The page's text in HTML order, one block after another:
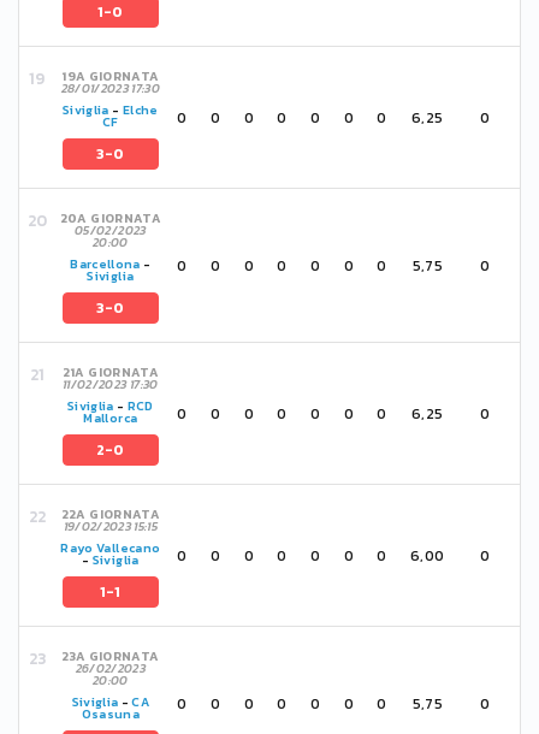
1-0
19A GIORNATA
28/01/2023 17:30
Siviglia - Elche
CF
3-0
0 0 0 0 0 0 0 6,25 0
20A GIORNATA
05/02/2023
20:00
Barcellona -
Siviglia
3-0
0 0 0 0 0 0 0 5,75 0
21A GIORNATA
11/02/2023 17:30
Siviglia - RCD
Mallorca
2-0
0 0 0 0 0 0 0 6,25 0
22A GIORNATA
19/02/2023 15:15
Rayo Vallecano
- Siviglia
1-1
0 0 0 0 0 0 0 6,00 0
23A GIORNATA
26/02/2023
20:00
Siviglia -CA
Osasuna 0 0 0 0 0 0 0 5,75 0